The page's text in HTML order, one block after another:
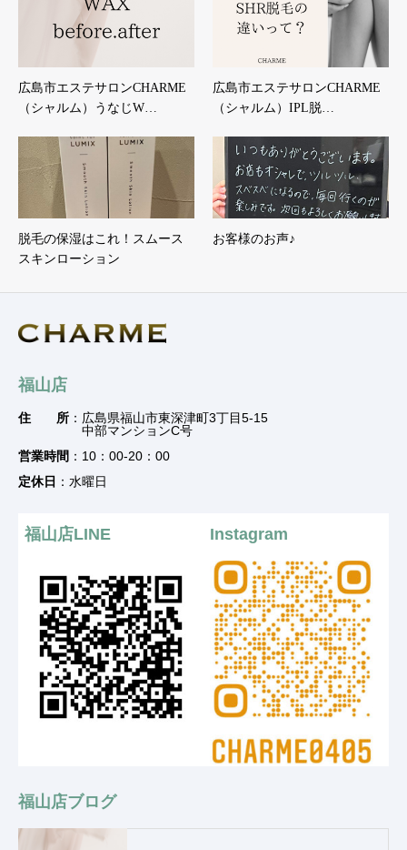
広島市エステサロンCHARME
（シャルム）うなじW…
広島市エステサロンCHARME
（シャルム）IPL脱…
脱毛の保湿はこれ！スムース
スキンローション
お客様のお声♪
福山店
住 所 ：広島県福山市東深津町3丁目5-15
中部マンションC号
営業時間 ：10：00-20：00
定休日 ：水曜日
福山店LINE Instagram
福山店ブログ